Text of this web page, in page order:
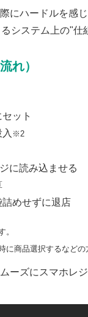
にハードルを
システム上の"仕
れ）
ット
※2
に読み込ませる
めせずに退店
。
商品選択するなどの
ーズにスマホ